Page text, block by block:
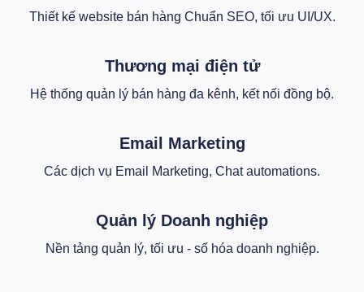
Thiết kế website bán hàng Chuẩn SEO, tối ưu UI/UX.
Thương mại điện tử
Hệ thống quản lý bán hàng đa kênh, kết nối đồng bộ.
Email Marketing
Các dịch vụ Email Marketing, Chat automations.
Quản lý Doanh nghiệp
Nền tảng quản lý, tối ưu - số hóa doanh nghiệp.